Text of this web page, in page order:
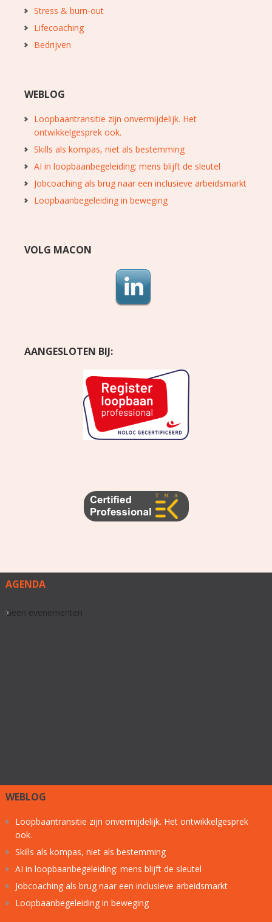
Stress & burn-out
Lifecoaching
Bedrijven
WEBLOG
Loopbaantransitie zijn onvermijdelijk. Het
ontwikkelgesprek ook.
Skills als kompas, niet als bestemming
AI in loopbaanbegeleiding: mens blijft de sleutel
Jobcoaching als brug naar een inclusieve arbeidsmarkt
Loopbaanbegeleiding in beweging
VOLG MACON
AANGESLOTEN BIJ:
AGENDA
Geen evenementen
WEBLOG
Loopbaantransitie zijn onvermijdelijk. Het ontwikkelgesprek
ook.
Skills als kompas, niet als bestemming
AI in loopbaanbegeleiding: mens blijft de sleutel
Jobcoaching als brug naar een inclusieve arbeidsmarkt
Loopbaanbegeleiding in beweging